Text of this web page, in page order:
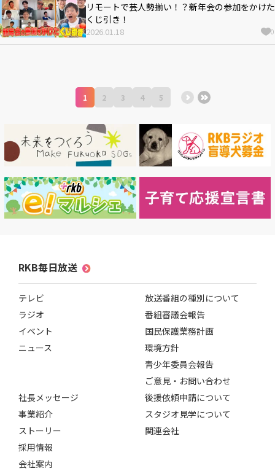
リモートで芸人勢揃い！？新年会の参加をかけた
くじ引き！
2026.01.18 0
1 2 3 4 5
RKB毎日放送
テレビ
ラジオ
イベント
ニュース
社長メッセージ
事業紹介
ストーリー
採用情報
会社案内
放送番組の種別について
番組審議会報告
国民保護業務計画
環境方針
青少年委員会報告
ご意見・お問い合わせ
後援依頼申請について
スタジオ見学について
関連会社